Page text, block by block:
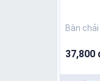
Bàn
37,800